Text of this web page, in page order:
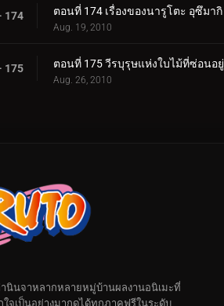
174 ตอนที่ 174 เรื่องของนารูโตะ อุซึมากิ
Aug. 19, 2010
175 ตอนที่ 175 วีรบุรุษแห่งใบไม้ที่ซ่อนอยู่
Aug. 26, 2010
านินจาหลากหลายหมู่บ้านผลงานอนิเมะที่
จเป็นอย่างมากดูได้ทุกภาคฟรีในระดับ